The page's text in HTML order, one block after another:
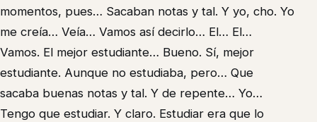
momentos, pues… Sacaban notas y tal. Y yo, cho. Yo
me creía… Veía… Vamos así decirlo… El… El…
Vamos. El mejor estudiante… Bueno. Sí, mejor
estudiante. Aunque no estudiaba, pero… Que
sacaba buenas notas y tal. Y de repente… Yo…
Tengo que estudiar. Y claro. Estudiar era que lo